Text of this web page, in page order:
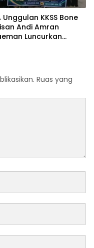
Unggulan KKSS Bone
Andi Amran
Luncurkan
Ruas yang